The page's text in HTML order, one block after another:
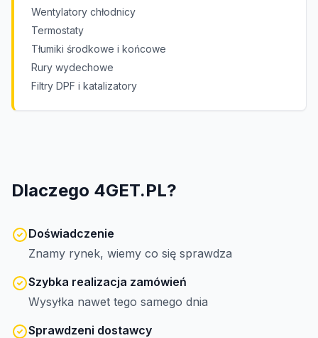
Wentylatory chłodnicy
Termostaty
Tłumiki środkowe i końcowe
Rury wydechowe
Filtry DPF i katalizatory
Dlaczego 4GET.PL?
Doświadczenie
Znamy rynek, wiemy co się sprawdza
Szybka realizacja zamówień
Wysyłka nawet tego samego dnia
Sprawdzeni dostawcy